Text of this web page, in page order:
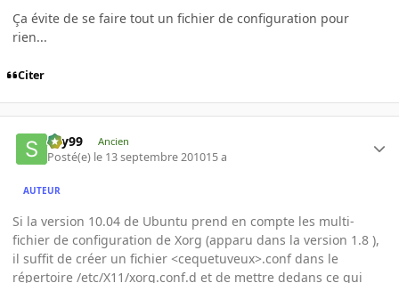
Ça évite de se faire tout un fichier de configuration pour
rien...
Citer
sky99 Ancien
Posté(e) le 13 septembre 201015 a
AUTEUR
Si la version 10.04 de Ubuntu prend en compte les multi-
fichier de configuration de Xorg (apparu dans la version 1.8 ),
il suffit de créer un fichier <cequetuveux>.conf dans le
répertoire /etc/X11/xorg.conf.d et de mettre dedans ce qui